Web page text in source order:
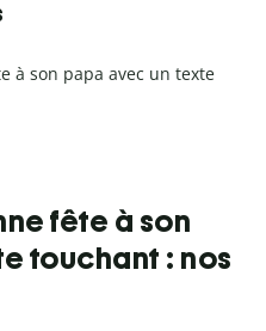
à son papa avec un texte
fête à son
touchant : nos